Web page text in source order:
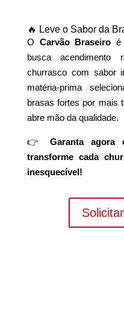
🔥 Leve o Sabor da
O Carvão Braseiro é
busca acendimento
churrasco com sabor
matéria-prima
brasas fortes por mais
abre mão da qualidade.
👉
Garanta
transforme cada
inesquecível!